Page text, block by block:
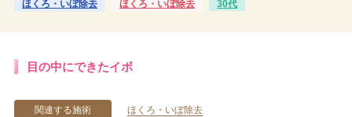
ほくろ・いぼ除去 ほくろ・いぼ除去 30代
目の中にできたイボ
関連する施術 ほくろ・いぼ除去